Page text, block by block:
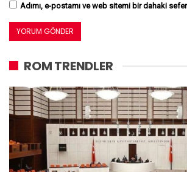
Adımı, e-postamı ve web sitemi bir dahaki
ROM TRENDLER